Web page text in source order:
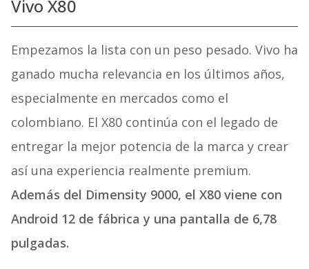
Vivo X80
Empezamos la lista con un peso pesado. Vivo ha
ganado mucha relevancia en los últimos años,
especialmente en mercados como el
colombiano. El X80 continúa con el legado de
entregar la mejor potencia de la marca y crear
así una experiencia realmente premium.
Además del Dimensity 9000, el X80 viene con
Android 12 de fábrica y una pantalla de 6,78
pulgadas.